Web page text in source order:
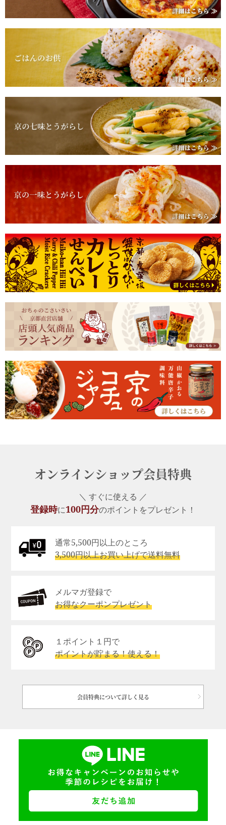
オンラインショップ会員特典
＼ すぐに使える ／
登録時に100円分のポイントをプレゼント！
通常5,500円以上のところ
3,500円以上お買い上げで送料無料
メルマガ登録で
お得なクーポンプレゼント
１ポイント１円で
ポイントが貯まる！使える！
会員特典について詳しく見る